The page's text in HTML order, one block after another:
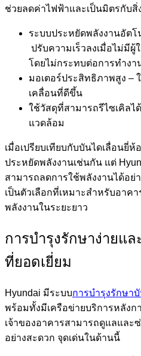
ช่วยลดค่าไฟฟ้าและเป็นมิตรกับสิ่
ระบบประหยัดพลังงานอัตโ
ปรับความเร็วลงเมื่อไม่มี
โดยไม่กระทบต่อการทำงา
มอเตอร์ประสิทธิภาพสูง –
เคลื่อนที่ดีขึ้น
ใช้วัสดุที่สามารถรีไซเคิลไ
แวดล้อม
เมื่อเปรียบเทียบกับบันไดเลื่อนยี่
ประหยัดพลังงานเช่นกัน แต่
สามารถลดการใช้พลังงานได้อ
เป็นตัวเลือกที่เหมาะสำหรับอาค
พลังงานในระยะยาว
การบำรุงรักษาง่ายแ
ที่ยอดเยี่ยม
Hyundai มีระบบการบำรุงรักษา
พร้อมทั้งมีเครือข่ายบริการหลัง
เจ้าของอาคารสามารถดูแลและ
อย่างสะดวก จุดเด่นในด้านนี้